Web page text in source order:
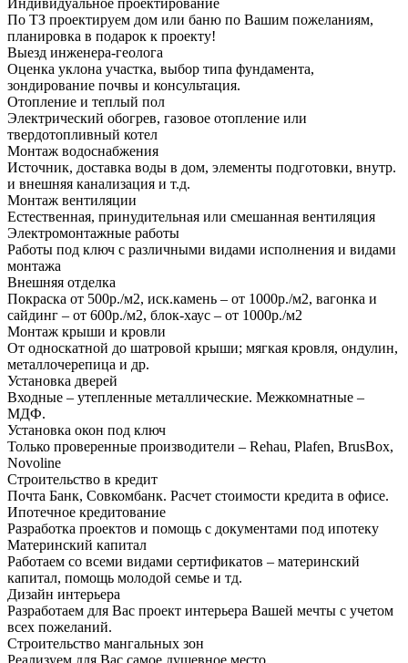
По ТЗ проектируем дом или баню по Вашим пожеланиям,
планировка в подарок к проекту!
Выезд инженера-геолога
Оценка уклона участка, выбор типа фундамента,
зондирование почвы и консультация.
Отопление и теплый пол
Электрический обогрев, газовое отопление или
твердотопливный котел
Монтаж водоснабжения
Источник, доставка воды в дом, элементы подготовки, внутр.
и внешняя канализация и т.д.
Монтаж вентиляции
Естественная, принудительная или смешанная вентиляция
Электромонтажные работы
Работы под ключ с различными видами исполнения и видами
монтажа
Внешняя отделка
Покраска от 500р./м2, иск.камень – от 1000р./м2, вагонка и
сайдинг – от 600р./м2, блок-хаус – от 1000р./м2
Монтаж крыши и кровли
От односкатной до шатровой крыши; мягкая кровля, ондулин,
металлочерепица и др.
Установка дверей
Входные – утепленные металлические. Межкомнатные –
МДФ.
Установка окон под ключ
Только проверенные производители – Rehau, Plafen, BrusBox,
Novoline
Строительство в кредит
Почта Банк, Совкомбанк. Расчет стоимости кредита в офисе.
Ипотечное кредитование
Разработка проектов и помощь с документами под ипотеку
Материнский капитал
Работаем со всеми видами сертификатов – материнский
капитал, помощь молодой семье и тд.
Дизайн интерьера
Разработаем для Вас проект интерьера Вашей мечты с учетом
всех пожеланий.
Строительство мангальных зон
Реализуем для Вас самое душевное место.